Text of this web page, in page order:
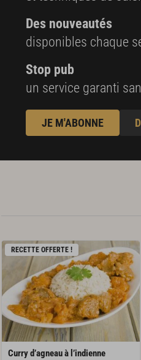
Des nouveautés
disponibles chaque
Stop pub
un service garanti
JE M'ABONNE
RECETTE OFFERTE !
Curryd’agneauà l’indienne